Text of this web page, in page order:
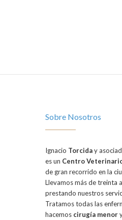
Sobre Nosotros
Ignacio Torciday
es un Centro
de gran recorrido en la
Llevamos más de treinta
prestando nuestros
Tratamos todas las
hacemos cirugía menor